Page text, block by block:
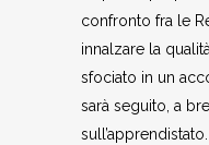
confronto fra le
innalzare la
sfociato in un
sarà seguito, a
sull’apprendistato.